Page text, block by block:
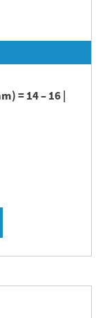
= 14 – 16 |